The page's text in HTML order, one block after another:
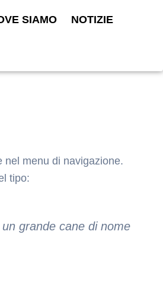
SIAMO NOTIZIE
nel menu di navigazione.
tipo:
grande cane di nome